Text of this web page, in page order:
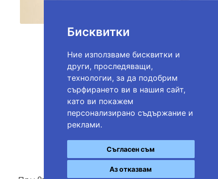
Бисквитки
Ние използваме бисквитки и
други, проследяващи,
технологии, за да подобрим
сърфирането ви в нашия сайт,
като ви покажем
персонализирано съдържание и
реклами.
Съгласен съм
Аз отказвам
Тел.:0884 035 895
Е-mail:info@intimissima.bg